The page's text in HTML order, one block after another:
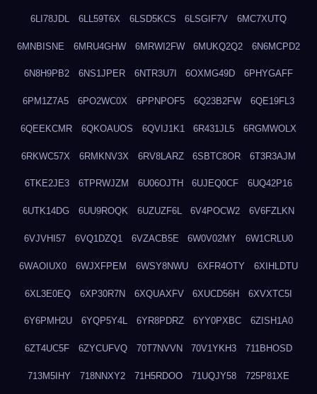
6LI78JDL 6LL59T6X 6LSD5KCS 6LSGIF7V 6MC7XUTQ
6MNBISNE 6MRU4GHW 6MRWI2FW 6MUKQ2Q2 6N6MCPD2
6N8H9PB2 6NS1JPER 6NTR3U7I 6OXMG49D 6PHYGAFF
6PM1Z7A5 6PO2WC0X 6PPNPOF5 6Q23B2FW 6QE19FL3
6QEEKCMR 6QKOAUOS 6QVIJ1K1 6R431JL5 6RGMWOLX
6RKWC57X 6RMKNV3X 6RV8LARZ 6SBTC8OR 6T3R3AJM
6TKE2JE3 6TPRWJZM 6U06OJTH 6UJEQ0CF 6UQ42P16
6UTK14DG 6UU9ROQK 6UZUZF6L 6V4POCW2 6V6FZLKN
6VJVHI57 6VQ1DZQ1 6VZACB5E 6W0V02MY 6W1CRLU0
6WAOIUX0 6WJXFPEM 6WSY8NWU 6XFR4OTY 6XIHLDTU
6XL3E0EQ 6XP30R7N 6XQUAXFV 6XUCD56H 6XVXTC5I
6Y6PMH2U 6YQP5Y4L 6YR8PDRZ 6YY0PXBC 6ZISH1A0
6ZT4UC5F 6ZYCUFVQ 70T7NVVN 70V1YKH3 711BHOSD
713M5IHY 718NNXY2 71H5RDOO 71UQJY58 725P81XE